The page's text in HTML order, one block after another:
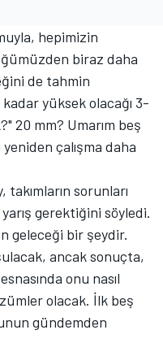
hepimizin
biraz daha
de tahmin
yüksek olacağı 3-
20 mm? Umarım beş
çalışma daha
sorunları
gerektiğini söyledi.
geleceği bir şeydir.
ancak sonuçta,
onu nasıl
olacak. İlk beş
gündemden